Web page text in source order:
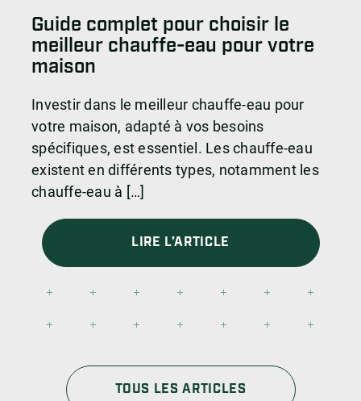
Guide complet pour choisir le
meilleur chauffe-eau pour votre
maison
Investir dans le meilleur chauffe-eau pour
votre maison, adapté à vos besoins
spécifiques, est essentiel. Les chauffe-eau
existent en différents types, notamment les
chauffe-eau à […]
LIRE L’ARTICLE
TOUS LES ARTICLES